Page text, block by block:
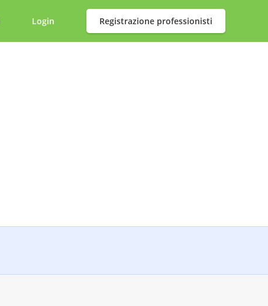
Login Registrazione professionisti